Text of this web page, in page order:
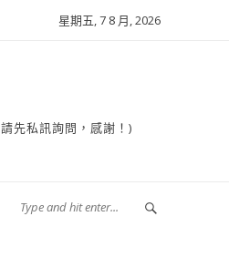
星期五, 7 8 月, 2026
先私訊詢問，感謝！)